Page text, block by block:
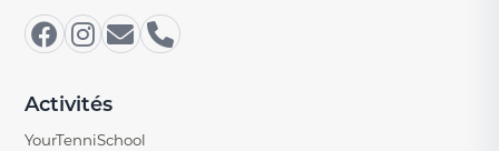
Activités
YourTenniSchool